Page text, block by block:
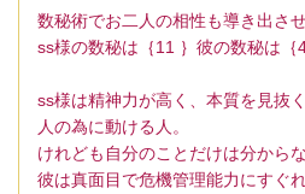
数秘術でお二人の相性も導き出さ
ss様の数秘は｛11 ｝彼の数秘は｛4
ss様は精神力が高く、本質を見抜
人の為に動ける人。
けれども自分のことだけは分から
彼は真面目で危機管理能力にすぐ